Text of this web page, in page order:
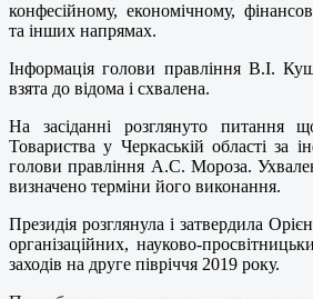
конфесійному, економічному,
та інших напрямах.
Інформація голови правління В.І.
взята до відома і схвалена.
На засіданні розглянуто питання
Товариства у Черкаській області за
голови правління А.С. Мороза.
визначено терміни його виконання.
Президія розглянула і затвердила
організаційних, науково-
заходів на друге півріччя 2019 року.